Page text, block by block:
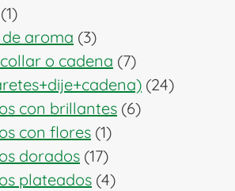
11
producto
aroma 33
productos
o cadena 77
productos
2424
con brillantes 66
con flores 11
producto
dorados 1717
productos
plateados 44